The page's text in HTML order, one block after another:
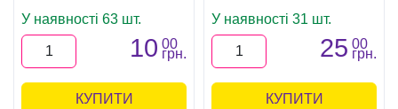
У наявності 63 шт.
10 00
грн.
КУПИТИ
У наявності 31 шт.
25 00
грн.
КУПИТИ